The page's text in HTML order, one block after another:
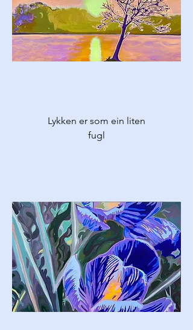
Lykken er som ein liten
fugl